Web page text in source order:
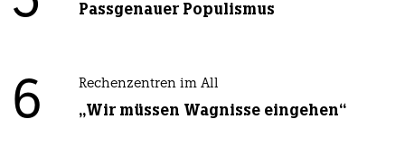
Passgenauer Populismus
6 Rechenzentren im All
„Wir müssen Wagnisse eingehen“